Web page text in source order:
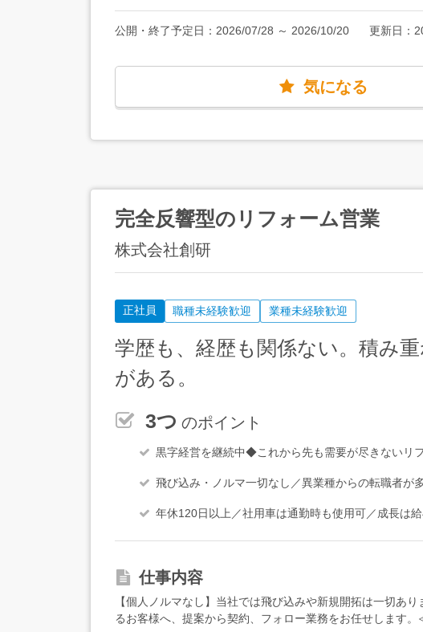
公開・終了予定日： 2026/07/28 ～ 2026/10/20 更新日：
気になる
完全反響型のリフォーム営業
株式会社創研
正社員 職種未経験歓迎 業種未経験歓迎
学歴も、経歴も関係ない。積み
がある。
3つ のポイント
黒字経営を継続中◆これから先も需要が尽きないリ
飛び込み・ノルマ一切なし／異業種からの転職者が
年休120日以上／社用車は通勤時も使用可／成長は
仕事内容
【個人ノルマなし】当社では飛び込みや新規開拓は一切あ
るお客様へ、提案から契約、フォロー業務をお任せします